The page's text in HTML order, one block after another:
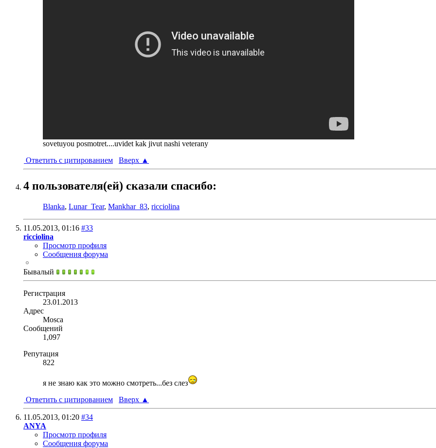
sovetuyou posmotret....uvidet kak jivut nashi veterany
Ответить с цитированием
Вверх ▲
4 пользователя(ей) сказали cпасибо:
Blanka, Lunar_Tear, Mankhar_83, ricciolina
11.05.2013, 01:16 #33
ricciolina
Просмотр профиля
Сообщения форума
Бывалый
Регистрация
23.01.2013
Адрес
Mosca
Сообщений
1,097
Репутация
822
я не знаю как это можно смотреть...без слез
Ответить с цитированием
Вверх ▲
11.05.2013, 01:20 #34
ANYA
Просмотр профиля
Сообщения форума